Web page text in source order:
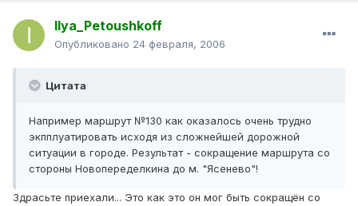
Ilya_Petoushkoff
Опубликовано 24 февраля, 2006
Цитата
Например маршрут №130 как оказалось очень трудно
экпплуатировать исходя из сложнейшей дорожной
ситуации в городе. Результат - сокращение маршрута со
стороны Новопеределкина до м. "Ясенево"!
Здрасьте приехали... Это как это он мог быть сокращён со